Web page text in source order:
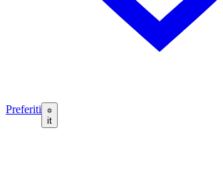
Preferiti
it